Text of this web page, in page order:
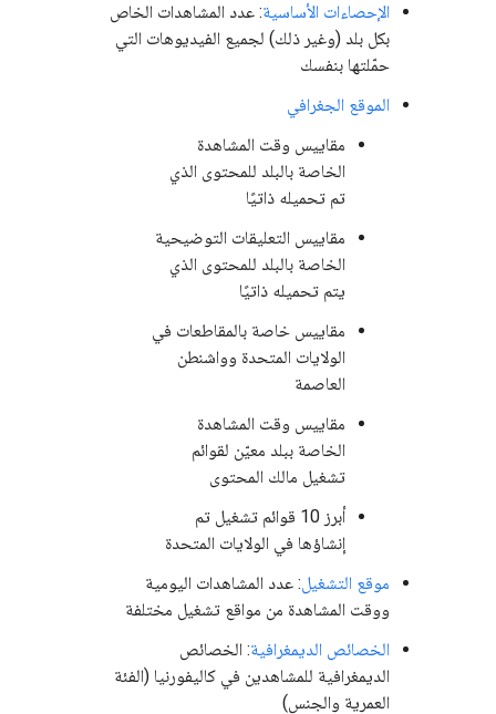
الإحصاءات الأساسية: عدد المشاهدات الخاص
بكل بلد (وغير ذلك) لجميع الفيديوهات التي
حمّلتها بنفسك
الموقع الجغرافي
مقاييس وقت المشاهدة
الخاصة بالبلد للمحتوى الذي
تم تحميله ذاتيًا
مقاييس التعليقات التوضيحية
الخاصة بالبلد للمحتوى الذي
يتم تحميله ذاتيًا
مقاييس خاصة بالمقاطعات في
الولايات المتحدة وواشنطن
العاصمة
مقاييس وقت المشاهدة
الخاصة ببلد معيّن لقوائم
تشغيل مالك المحتوى
أبرز 10 قوائم تشغيل تم
إنشاؤها في الولايات المتحدة
موقع التشغيل: عدد المشاهدات اليومية
ووقت المشاهدة من مواقع تشغيل مختلفة
الخصائص الديمغرافية: الخصائص
الديمغرافية للمشاهدين في كاليفورنيا (الفئة
العمرية والجنس)